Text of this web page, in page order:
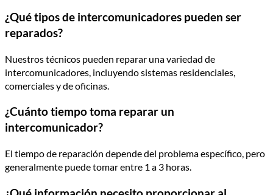
¿Qué tipos de intercomunicadores pueden ser
reparados?
Nuestros técnicos pueden reparar una variedad de
intercomunicadores, incluyendo sistemas residenciales,
comerciales y de oficinas.
¿Cuánto tiempo toma reparar un
intercomunicador?
El tiempo de reparación depende del problema específico, pero
generalmente puede tomar entre 1 a 3 horas.